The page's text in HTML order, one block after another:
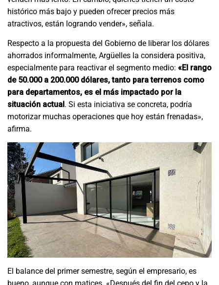
histórico más bajo y pueden ofrecer precios más
atractivos, están logrando vender», señala.
Respecto a la propuesta del Gobierno de liberar los dólares
ahorrados informalmente, Argüelles la considera positiva,
especialmente para reactivar el segmento medio: «El rango
de 50.000 a 200.000 dólares, tanto para terrenos como
para departamentos, es el más impactado por la
situación actual . Si esta iniciativa se concreta, podría
motorizar muchas operaciones que hoy están frenadas»,
afirma.
El balance del primer semestre, según el empresario, es
bueno, aunque con matices. «Después del fin del cepo y la